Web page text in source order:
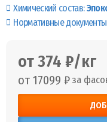
Химический состав:
Нормативные
от 374 ₽/кг
от 17099 ₽ за